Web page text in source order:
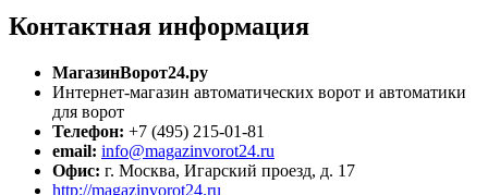
Контактная информация
МагазинВорот24.ру
Интернет-магазин автоматических ворот и автоматики
для ворот
Телефон: +7 (495) 215-01-81
email: info@magazinvorot24.ru
Офис: г. Москва, Игарский проезд, д. 17
http://magazinvorot24.ru